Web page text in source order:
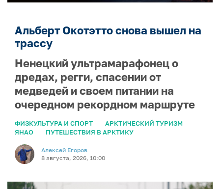
Альберт Окотэтто снова вышел на
трассу
Ненецкий ультрамарафонец о
дредах, регги, спасении от
медведей и своем питании на
очередном рекордном маршруте
ФИЗКУЛЬТУРА И СПОРТ
АРКТИЧЕСКИЙ ТУРИЗМ
ЯНАО
ПУТЕШЕСТВИЯ В АРКТИКУ
Алексей Егоров
8 августа, 2026, 10:00